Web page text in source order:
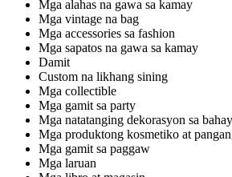
Mga alahas na gawa sa kamay
Mga vintage na bag
Mga accessories sa fashion
Mga sapatos na gawa sa kamay
Damit
Custom na likhang sining
Mga collectible
Mga gamit sa party
Mga natatanging dekorasyon sa bahay
Mga produktong kosmetiko at
Mga gamit sa paggaw
Mga laruan